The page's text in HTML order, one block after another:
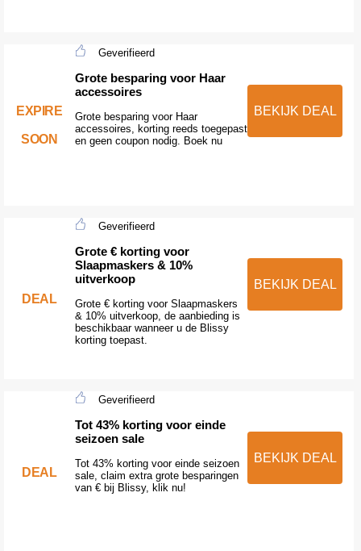
EXPIRE
SOON
Geverifieerd
Grote besparing voor Haar
accessoires
Grote besparing voor Haar
accessoires, korting reeds toegepast
en geen coupon nodig. Boek nu
BEKIJK DEAL
DEAL
Geverifieerd
Grote € korting voor
Slaapmaskers & 10%
uitverkoop
Grote € korting voor Slaapmaskers
& 10% uitverkoop, de aanbieding is
beschikbaar wanneer u de Blissy
korting toepast.
BEKIJK DEAL
DEAL
Geverifieerd
Tot 43% korting voor einde
seizoen sale
Tot 43% korting voor einde seizoen
sale, claim extra grote besparingen
van € bij Blissy, klik nu!
BEKIJK DEAL